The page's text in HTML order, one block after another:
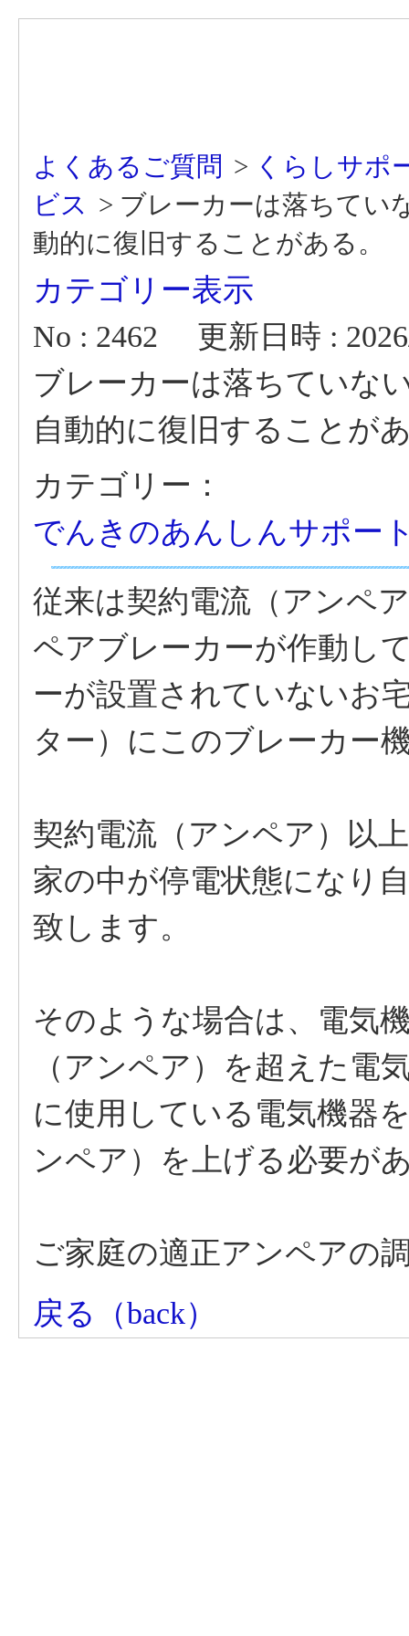
よくあるご質問 > くらしサポ
ビス > ブレーカーは落ちてい
動的に復旧することがある。
カテゴリー表示
No : 2462
更新日時 :
ブレーカーは落ちていな
自動的に復旧することが
カテゴリー：
でんきのあんしんサポー
従来は契約電流（アンペ
ペアブレーカーが作動し
ーが設置されていないお
ター）にこのブレーカー
契約電流（アンペア）以
家の中が停電状態になり
致します。
そのような場合は、電気
（アンペア）を超えた電
に使用している電気機器
ンペア）を上げる必要が
ご家庭の適正アンペアの
戻る（back）